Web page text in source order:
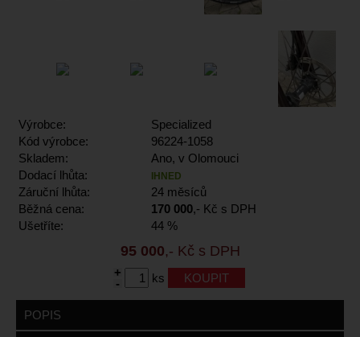
Výrobce:
Specialized
Kód výrobce:
96224-1058
Skladem:
Ano, v Olomouci
Dodací lhůta:
IHNED
Záruční lhůta:
24 měsíců
Běžná cena:
170 000,- Kč s DPH
Ušetříte:
44 %
95 000,- Kč s DPH
+
-
ks
POPIS